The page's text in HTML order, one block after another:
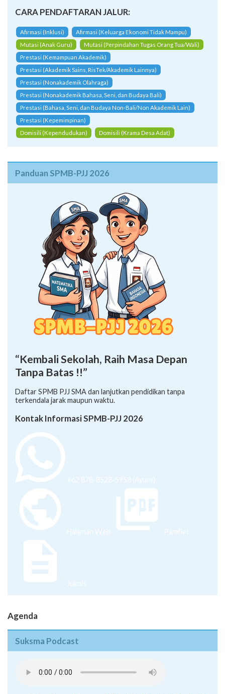
CARA PENDAFTARAN JALUR:
Afirmasi (Inklusi)
Afirmasi (Keluarga Ekonomi Tidak Mampu)
Mutasi (Anak Guru)
Mutasi (Perpindahan Tugas Orang Tua/Wali)
Prestasi (Kemampuan Akademik)
Prestasi (Akademik Sains, RisTek/Akademik Lainnya)
Prestasi (Nonakademik Olahraga)
Prestasi (Nonakademik Bahasa, Seni, dan Budaya Bali)
Prestasi (Bahasa, Seni, dan Budaya Non-Bali/Non Akademik Lain)
Prestasi (Kepemimpinan)
Domisili (Kependudukan)
Domisili (Krama Desa Adat)
Panduan SPMB-PJJ 2026
“Kembali Sekolah, Raih Masa Depan
Tanpa Batas !!”
Daftar SPMB PJJ SMA dan lanjutkan pendidikan tanpa
terkendala jarak maupun waktu.
Kontak Informasi SPMB-PJJ 2026
+62 878-8528-5958 (Ayumi)
Halaman Web Pamflet
Juknis
Agenda
Suksma Podcast